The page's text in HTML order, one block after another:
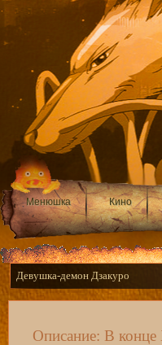
Менюшка Кино
Девушка-демон Дзакуро
Описание: В конце